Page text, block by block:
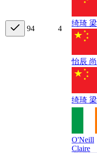
94 4
绮琦 梁
怡辰 尚
绮琦 梁
O'Neill
Claire